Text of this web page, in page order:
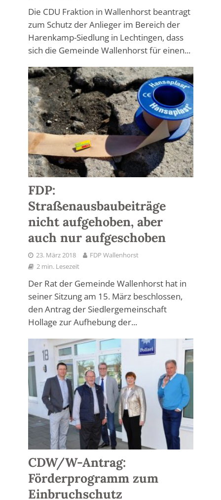
Die CDU Fraktion in Wallenhorst beantragt
zum Schutz der Anlieger im Bereich der
Harenkamp-Siedlung in Lechtingen, dass
sich die Gemeinde Wallenhorst für einen...
FDP:
Straßenausbaubeiträge
nicht aufgehoben, aber
auch nur aufgeschoben
23. März 2018
FDP Wallenhorst
2 min. Lesezeit
Der Rat der Gemeinde Wallenhorst hat in
seiner Sitzung am 15. März beschlossen,
den Antrag der Siedlergemeinschaft
Hollage zur Aufhebung der...
CDW/W-Antrag:
Förderprogramm zum
Einbruchschutz